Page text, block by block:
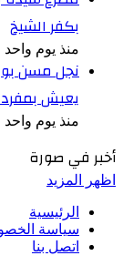
بكفر الشيخ
منذ يوم واحد
نجل مسن
يعيش
منذ يوم واحد
أخبر في صورة
اظهر المزيد
الرئيسية
سياسة
اتصل بنا